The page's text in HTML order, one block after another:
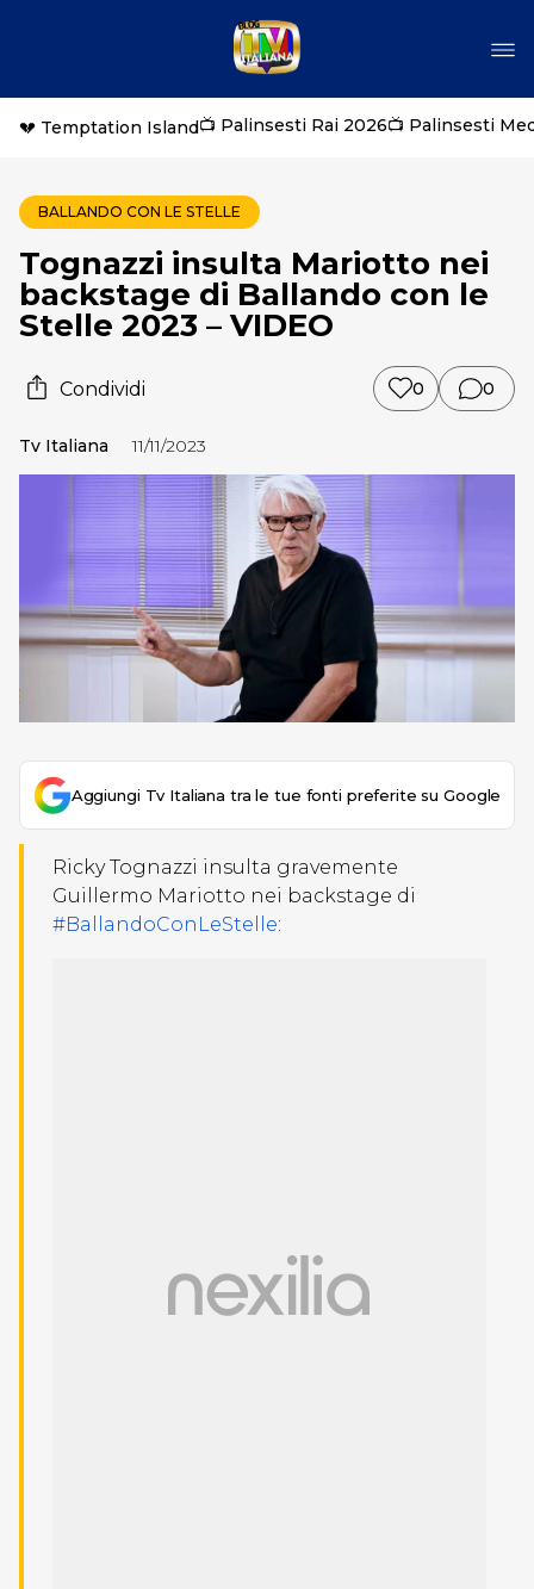
💔 Temptation Island📺 Palinsesti Rai 2026📺 Palinsesti
BALLANDO CON LE STELLE
Tognazzi insulta Mariotto nei
backstage di Ballando con le
Stelle 2023 – VIDEO
Condividi 0 0
Tv Italiana 11/11/2023
Aggiungi Tv Italiana tra le tue fonti preferite su Google
Ricky Tognazzi insulta gravemente
Guillermo Mariotto nei backstage di
#BallandoConLeStelle: